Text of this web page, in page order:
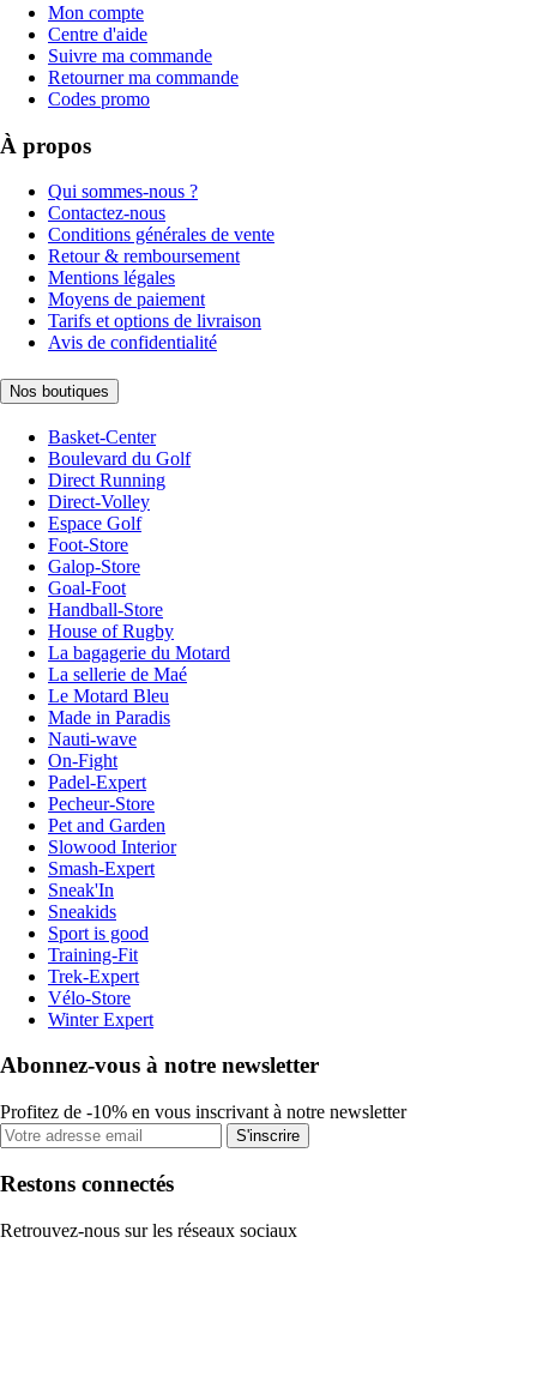
Mon compte
Centre d'aide
Suivre ma commande
Retourner ma commande
Codes promo
À propos
Qui sommes-nous ?
Contactez-nous
Conditions générales de vente
Retour & remboursement
Mentions légales
Moyens de paiement
Tarifs et options de livraison
Avis de confidentialité
Nos boutiques
Basket-Center
Boulevard du Golf
Direct Running
Direct-Volley
Espace Golf
Foot-Store
Galop-Store
Goal-Foot
Handball-Store
House of Rugby
La bagagerie du Motard
La sellerie de Maé
Le Motard Bleu
Made in Paradis
Nauti-wave
On-Fight
Padel-Expert
Pecheur-Store
Pet and Garden
Slowood Interior
Smash-Expert
Sneak'In
Sneakids
Sport is good
Training-Fit
Trek-Expert
Vélo-Store
Winter Expert
Abonnez-vous à notre newsletter
Profitez de -10% en vous inscrivant à notre newsletter
S'inscrire
Restons connectés
Retrouvez-nous sur les réseaux sociaux